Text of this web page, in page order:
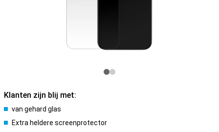
Klanten zijn blij met:
van gehard glas
Extra heldere screenprotector